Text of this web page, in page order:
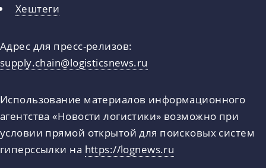
Хештеги
Адрес для пресс-релизов:
supply.chain@logisticsnews.ru
Использование материалов информационного
агентства «Новости логистики» возможно при
условии прямой открытой для поисковых систем
гиперссылки на https://lognews.ru